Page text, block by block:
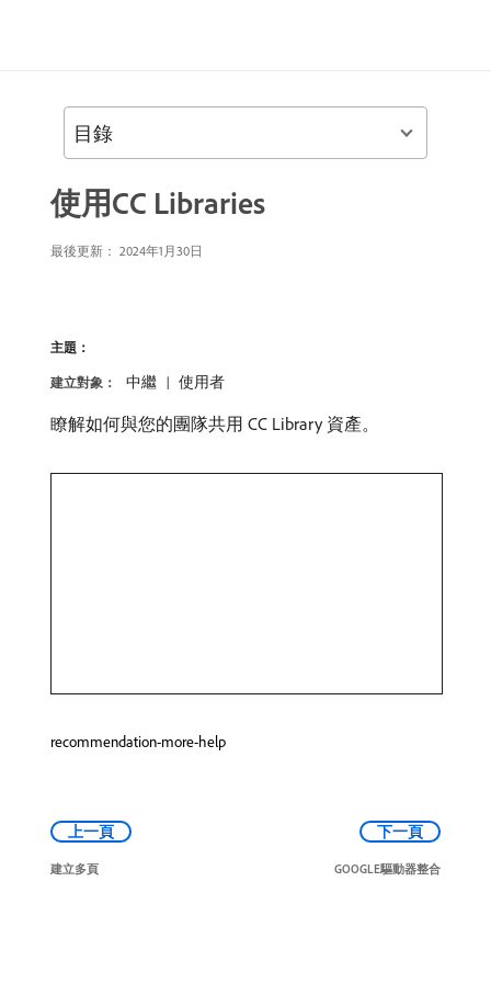
使用CC Libraries
最後更新： 2024年1月30日
主題：
建立對象： 中繼 使用者
瞭解如何與您的團隊共用 CC Library 資產。
recommendation-more-help
上一頁
建立多頁
下一頁
GOOGLE驅動器整合
目錄